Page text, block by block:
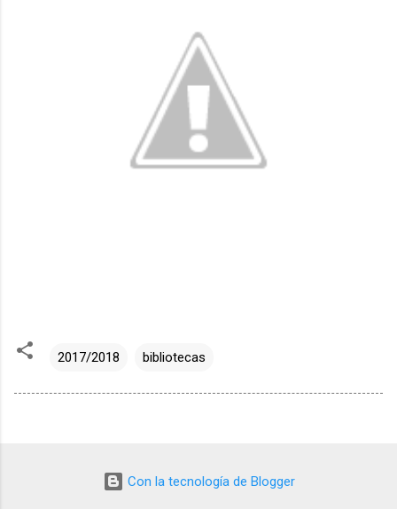
2017/2018 bibliotecas
Con la tecnología de Blogger